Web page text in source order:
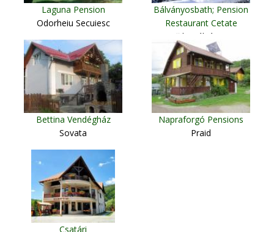
Laguna Pension
Odorheiu Secuiesc
Bálványosbath; Pension
Restaurant Cetate
Băile Bálványos
Bettina Vendégház
Sovata
Napraforgó Pensions
Praid
Csatári